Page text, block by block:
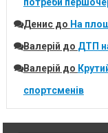
Денисдо На
Валерій до ДТП
Валерій до
спортсменів